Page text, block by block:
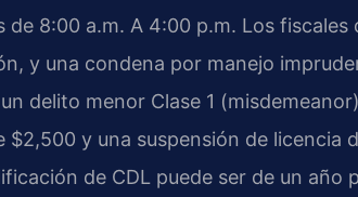
de 8:00 a.m. A 4:00 p.m. Los
y una condena por manejo
delito menor Clase 1
$2,500 y una suspensión de licencia
de CDL puede ser de un año